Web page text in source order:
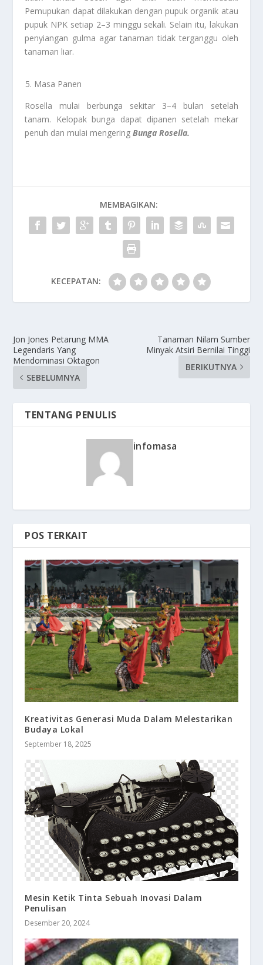
Pemupukan dapat dilakukan dengan pupuk organik atau
pupuk NPK setiap 2–3 minggu sekali. Selain itu, lakukan
penyiangan gulma agar tanaman tidak terganggu oleh
tanaman liar.
Masa Panen
Rosella mulai berbunga sekitar 3–4 bulan setelah
tanam. Kelopak bunga dapat dipanen setelah mekar
penuh dan mulai mengering Bunga Rosella.
MEMBAGIKAN:
KECEPATAN:
Jon Jones Petarung MMA
Legendaris Yang
Mendominasi Oktagon
SEBELUMNYA
Tanaman Nilam Sumber
Minyak Atsiri Bernilai Tinggi
BERIKUTNYA
TENTANG PENULIS
infomasa
POS TERKAIT
Kreativitas Generasi Muda Dalam Melestarikan
Budaya Lokal
September 18, 2025
Mesin Ketik Tinta Sebuah Inovasi Dalam
Penulisan
Desember 20, 2024